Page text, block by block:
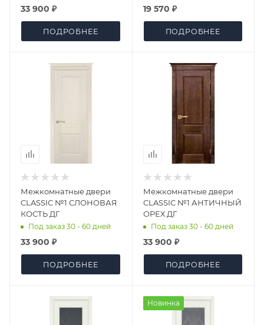
33 900 ₽
ПОДРОБНЕЕ
19 570 ₽
ПОДРОБНЕЕ
Межкомнатные двери
CLASSIC №1 СЛОНОВАЯ
КОСТЬ ДГ
Под заказ 30 - 60 дней
33 900 ₽
ПОДРОБНЕЕ
Межкомнатные двери
CLASSIC №1 АНТИЧНЫЙ
ОРЕХ ДГ
Под заказ 30 - 60 дней
33 900 ₽
ПОДРОБНЕЕ
Новинка